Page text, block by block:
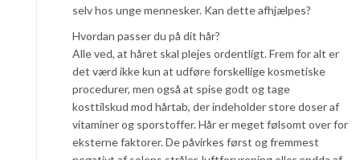
selv hos unge mennesker. Kan dette afhjælpes?
Hvordan passer du på dit hår?
Alle ved, at håret skal plejes ordentligt. Frem for alt er
det værd ikke kun at udføre forskellige kosmetiske
procedurer, men også at spise godt og tage
kosttilskud mod hårtab, der indeholder store doser af
vitaminer og sporstoffer. Hår er meget følsomt over for
eksterne faktorer. De påvirkes først og fremmest